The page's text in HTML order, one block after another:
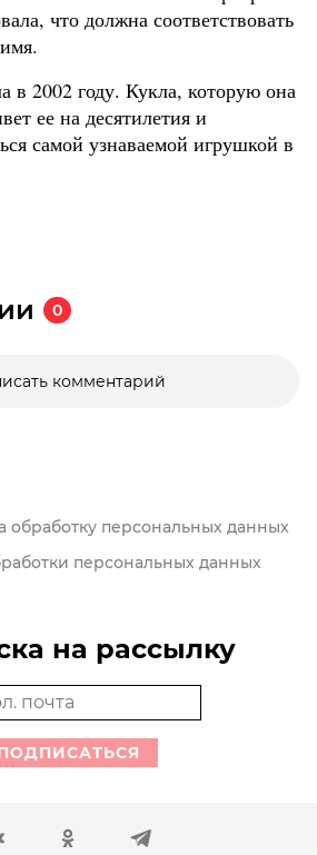
что должна соответствовать
в 2002 году. Кукла, которую она
ее на десятилетия и
самой узнаваемой игрушкой в
0
комментарий
обработку персональных данных
персональных данных
на рассылку